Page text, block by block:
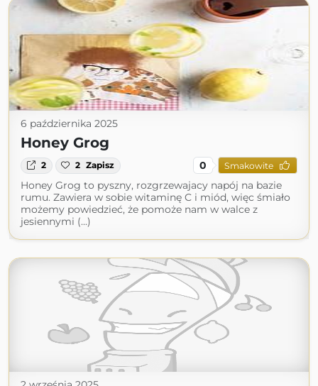
6 października 2025
Honey Grog
2 2 Zapisz 0 Smakowite
Honey Grog to pyszny, rozgrzewajacy napój na bazie
rumu. Zawiera w sobie witaminę C i miód, więc śmiało
możemy powiedzieć, że pomoże nam w walce z
jesiennymi (...)